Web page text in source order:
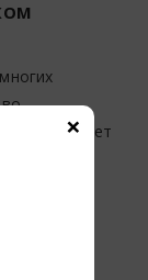
предлагает
и
×